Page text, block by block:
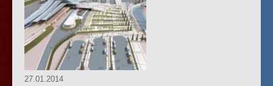
27.01.2014